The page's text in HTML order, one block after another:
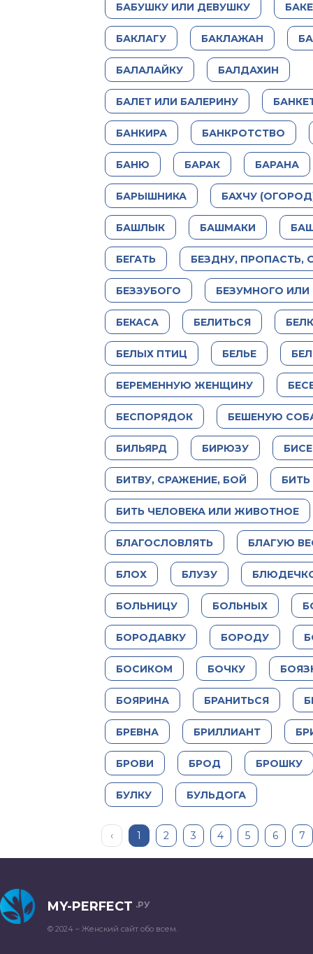
БАБУШКУ ИЛИ ДЕВУШКУ
БАКЛАГУ БАКЛАЖАН
БАЛАЛАЙКУ БАЛДАХИН
БАЛЕТ ИЛИ БАЛЕРИНУ
БАНКИРА БАНКРОТСТВО
БАНЮ БАРАК БАРАНА
БАРЫШНИКА БАХЧУ
БАШЛЫК БАШМАКИ
БЕГАТЬ БЕЗДНУ, ПРОПАСТЬ,
БЕЗЗУБОГО БЕЗУМНОГО
БЕКАСА БЕЛИТЬСЯ
БЕЛЫХ ПТИЦ БЕЛЬЕ
БЕРЕМЕННУЮ ЖЕНЩИНУ
БЕСПОРЯДОК БЕШЕНУЮ
БИЛЬЯРД БИРЮЗУ
БИТВУ, СРАЖЕНИЕ, БОЙ БИТЬ
БИТЬ ЧЕЛОВЕКА ИЛИ ЖИВОТНОЕ
БЛАГОСЛОВЛЯТЬ БЛАГУЮ
БЛОХ БЛУЗУ
БОЛЬНИЦУ БОЛЬНЫХ
БОРОДАВКУ БОРОДУ
БОСИКОМ БОЧКУ
БОЯРИНА БРАНИТЬСЯ
БРЕВНА БРИЛЛИАНТ
БРОВИ БРОД БРОШКУ
БУЛКУ БУЛЬДОГА
‹ 1 2 3 4 5 6 7
MY-PERFECT .РУ
© 2024 – Женский сайт обо всем.